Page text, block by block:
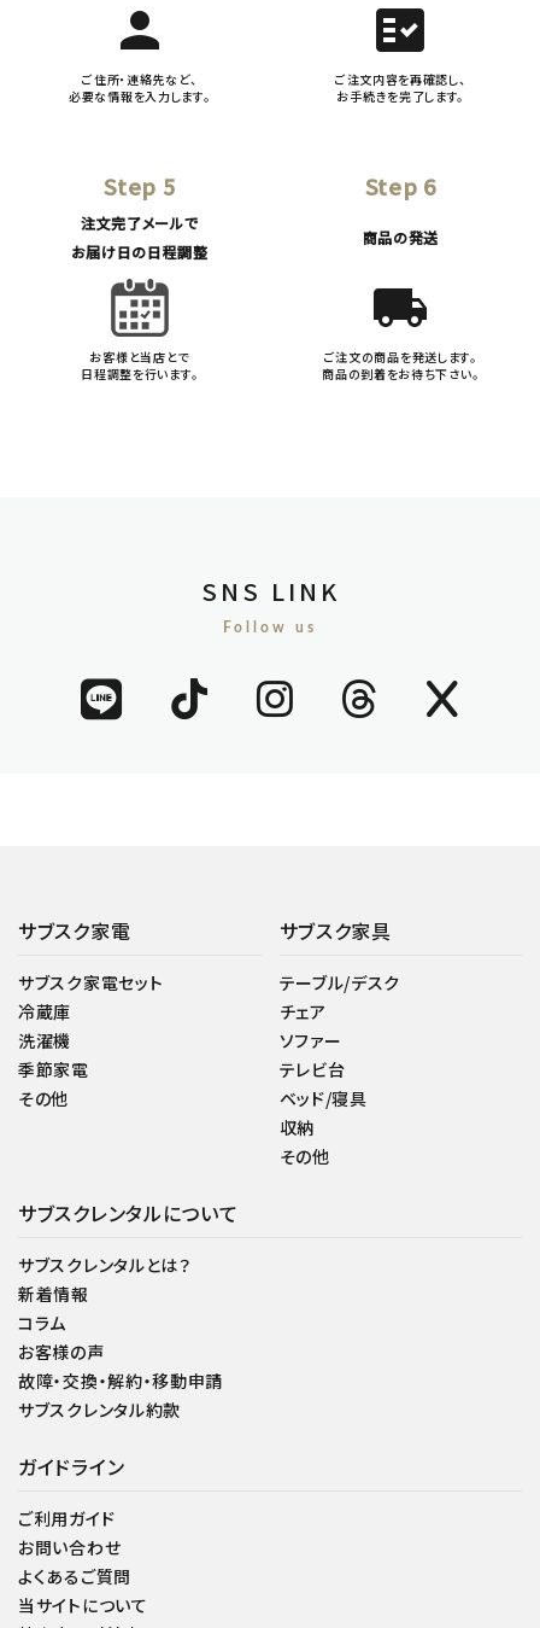
person
ご住所・連絡先など、
必要な情報を入力します。
fact_check
ご注文内容を再確認し、
お手続きを完了します。
Step 5
注文完了メールで
お届け日の日程調整
お客様と当店とで
日程調整を行います。
Step 6
商品の発送
local_shipping
ご注文の商品を発送します。
商品の到着をお待ち下さい。
SNS LINK
Follow us
サブスク家電
サブスク家電セット
冷蔵庫
洗濯機
季節家電
その他
サブスク家具
テーブル/デスク
チェア
ソファー
テレビ台
ベッド/寝具
収納
その他
サブスクレンタルについて
サブスクレンタルとは？
新着情報
コラム
お客様の声
故障・交換・解約・移動申請
サブスクレンタル約款
ガイドライン
ご利用ガイド
お問い合わせ
よくあるご質問
当サイトについて